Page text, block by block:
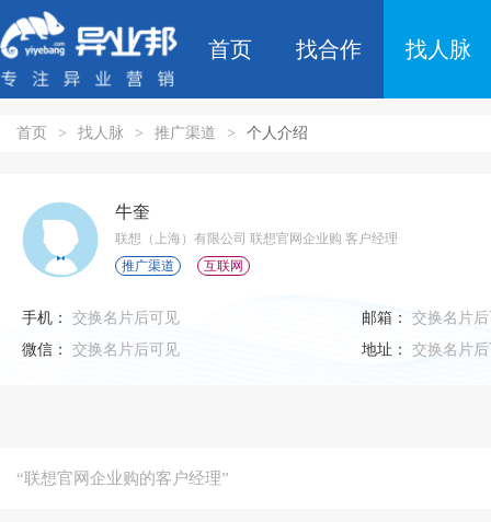
首页 找合作 找人脉
首页 > 找人脉 > 推广渠道 > 个人介绍
牛奎
联想（上海）有限公司 联想官网企业购 客户经理
推广渠道
互联网
手机： 交换名片后可见 邮箱：
交换名片
微信：
交换名片后可见 地址： 交换名片
“联想官网企业购的客户经理”